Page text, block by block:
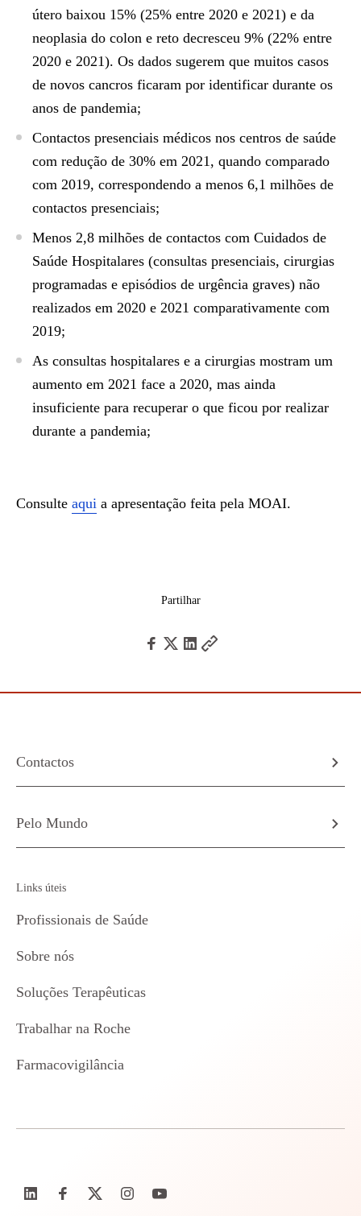
útero baixou 15% (25% entre 2020 e 2021) e da
neoplasia do colon e reto decresceu 9% (22% entre
2020 e 2021). Os dados sugerem que muitos casos
de novos cancros ficaram por identificar durante os
anos de pandemia;
Contactos presenciais médicos nos centros de saúde
com redução de 30% em 2021, quando comparado
com 2019, correspondendo a menos 6,1 milhões de
contactos presenciais;
Menos 2,8 milhões de contactos com Cuidados de
Saúde Hospitalares (consultas presenciais, cirurgias
programadas e episódios de urgência graves) não
realizados em 2020 e 2021 comparativamente com
2019;
As consultas hospitalares e a cirurgias mostram um
aumento em 2021 face a 2020, mas ainda
insuficiente para recuperar o que ficou por realizar
durante a pandemia;
Consulte aqui a apresentação feita pela MOAI.
Partilhar
Contactos
Pelo Mundo
Links úteis
Profissionais de Saúde
Sobre nós
Soluções Terapêuticas
Trabalhar na Roche
Farmacovigilância